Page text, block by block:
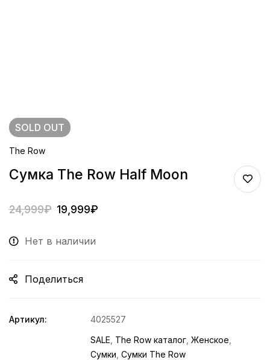
SOLD OUT
The Row
Сумка The Row Half Moon
24,999₽ 19,999₽
Нет в наличии
Поделиться
Артикул:
4025527
SALE The Row каталог Женское
Сумки Сумки The Row